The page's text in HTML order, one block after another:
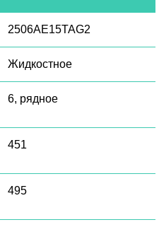
2506AE15TAG2
Жидкостное
6, рядное
451
495